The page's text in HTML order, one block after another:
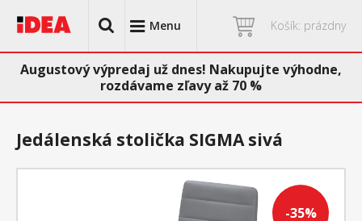
Menu Košík: prázdny
Augustový výpredaj už dnes! Nakupujte výhodne,
rozdávame zľavy až 70 %
-35%
Jedálenská stolička SIGMA sivá